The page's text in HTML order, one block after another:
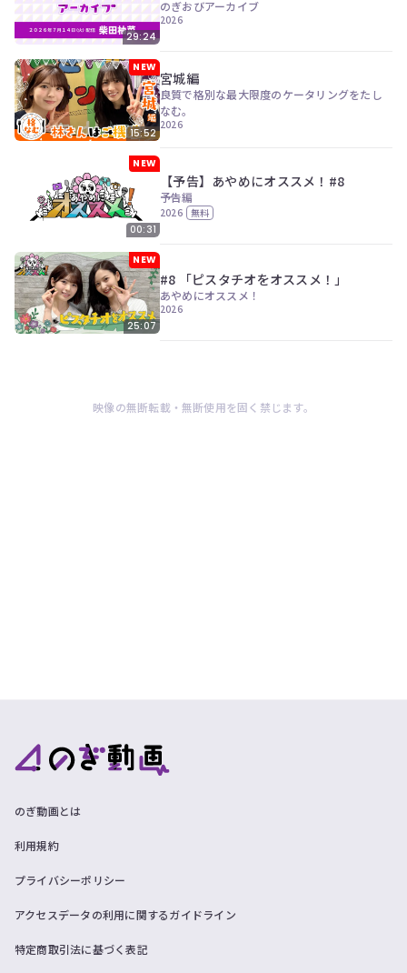
29:24
のぎおびアーカイブ
2026
NEW
15:52
宮城編
良質で格別な最大限度のケータリングをたし
なむ。
2026
NEW
00:31
【予告】あやめにオススメ！#8
予告編
2026 無料
NEW
25:07
#8 「ピスタチオをオススメ！」
あやめにオススメ！
2026
映像の無断転載・無断使用を固く禁じます。
のぎ動画とは
利用規約
プライバシーポリシー
アクセスデータの利用に関するガイドライン
特定商取引法に基づく表記